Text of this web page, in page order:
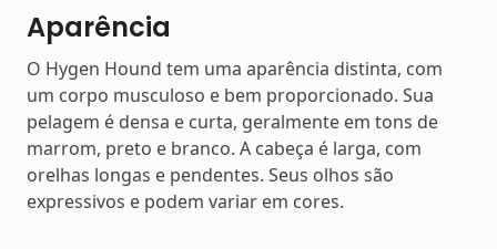
Aparência
O Hygen Hound tem uma aparência distinta, com
um corpo musculoso e bem proporcionado. Sua
pelagem é densa e curta, geralmente em tons de
marrom, preto e branco. A cabeça é larga, com
orelhas longas e pendentes. Seus olhos são
expressivos e podem variar em cores.